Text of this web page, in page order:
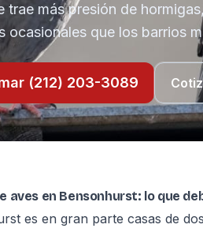
trae más presión de
ocasionales que los barrios
(212) 203-3089
aves en Bensonhurst: lo que
es en gran parte casas de